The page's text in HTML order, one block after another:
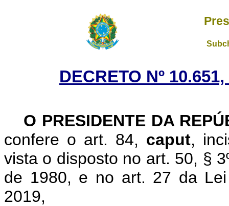
DECRETO Nº
O PRESIDENTE DA
confere o art. 84, caput,
vista o disposto no art. 50, §
de 1980, e no art. 27 da
2019,